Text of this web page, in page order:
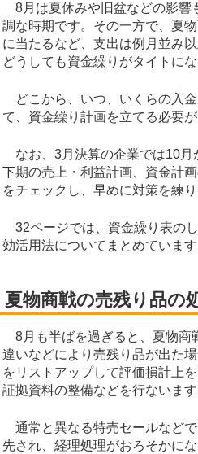
8月は夏休みや旧盆などの影響
調な時期です。その一方で、夏
に当たるなど、支出は例月並み
どうしても資金繰りがタイトにな
どこから、いつ、いくらの入
て、資金繰り計画を立てる必要が
なお、3月決算の企業では10月
下期の売上・利益計画、資金計
をチェックし、早めに対策を練り
32ページでは、資金繰り表の
効活用法についてまとめています
夏物商戦の売残り品の
8月も半ばを過ぎると、夏物商
違いなどにより売残り品が出た
をリストアップして評価損計上
証拠資料の整備などを行ないます
通常と異なる特売セールなど
先され、経理処理がおろそかに